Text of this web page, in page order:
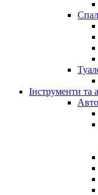
Інструменти та